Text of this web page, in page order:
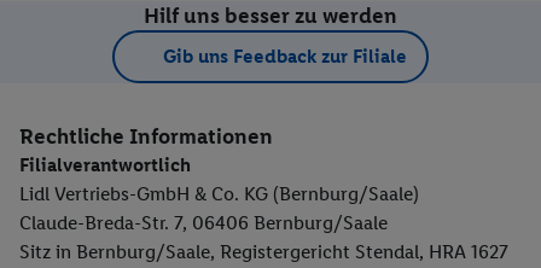
Hilf uns besser zu werden
Gib uns Feedback zur Filiale
Rechtliche Informationen
Filialverantwortlich
Lidl Vertriebs-GmbH & Co. KG (Bernburg/Saale)
Claude-Breda-Str. 7, 06406 Bernburg/Saale
Sitz in Bernburg/Saale, Registergericht Stendal, HRA 1627